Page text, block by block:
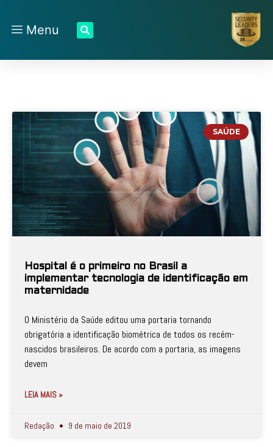
Menu
SAÚDE
Hospital é o primeiro no Brasil a
implementar tecnologia de identificação em
maternidade
O Ministério da Saúde editou uma portaria tornando
obrigatória a identificação biométrica de todos os recém-
nascidos brasileiros. De acordo com a portaria, as imagens
devem
LEIA MAIS »
Redação 9 de maio de 2019